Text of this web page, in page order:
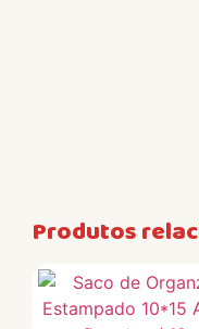
Produtos